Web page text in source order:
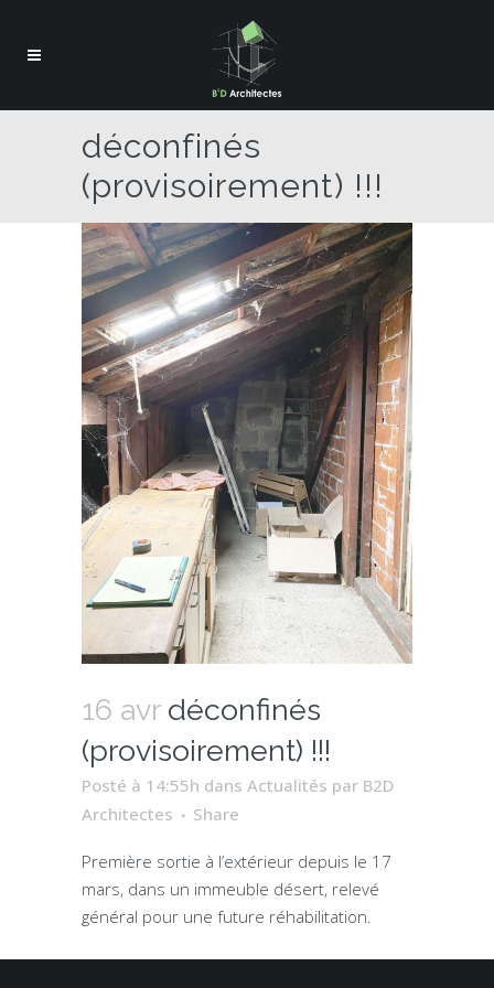
déconfinés
(provisoirement) !!!
16 avrdéconfinés
(provisoirement) !!!
Posté à 14:55h dans Actualités par B2D
Architectes
Share
Première sortie à l’extérieur depuis le 17
mars, dans un immeuble désert, relevé
général pour une future réhabilitation.